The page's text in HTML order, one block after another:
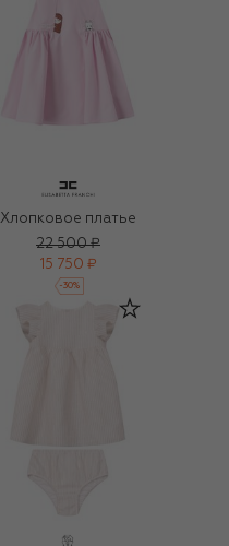
Хлопковое платье
22 500 ₽
15 750 ₽
-30%